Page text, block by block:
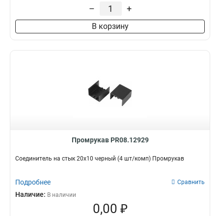
– +
В корзину
Промрукав PR08.12929
Соединитель на стык 20х10 черный (4 шт/комп) Промрукав
Подробнее Сравнить
Наличие: В наличии
0,00 ₽